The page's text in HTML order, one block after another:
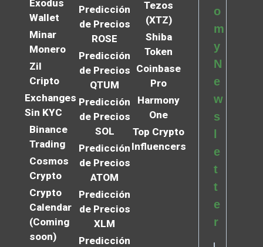
Exodus
Wallet
Minar
Monero
Zil
Cripto
Exchanges
Sin KYC
Binance
Trading
Cosmos
Crypto
Crypto
Calendar
(Coming
soon)
Predicción
de Precios
ROSE
Predicción
de Precios
QTUM
Predicción
de Precios
SOL
Predicción
de Precios
ATOM
Predicción
de Precios
XLM
Predicción
Tezos
(XTZ)
Shiba
Token
Coinbase
Pro
Harmony
One
Top Crypto
Influencers
o
m
y
N
e
w
s
e
t
t
e
r